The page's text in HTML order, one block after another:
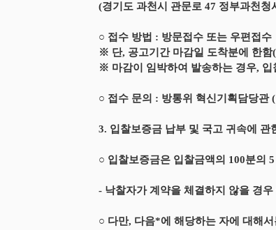
(경기도 과천시 관문로 47 정부과천청
○ 접수 방법 : 방문접수 또는 우편접수
※ 단, 공고기간 마감일 도착분에 한
※ 마감이 임박하여 발송하는 경우,
○ 접수 문의 : 방통위 혁신기획담당관
3. 입찰보증금 납부 및 국고 귀속에 관
○ 입찰보증금은 입찰금액의 100분의
- 낙찰자가 계약을 체결하지 않을 경
○ 다만, 다음*에 해당하는 자에 대해